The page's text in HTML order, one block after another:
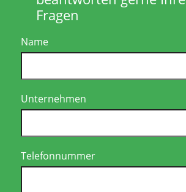
Fragen
Name
Unternehmen
Telefonnummer